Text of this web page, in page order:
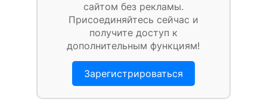
сайтом без рекламы.
Присоединяйтесь сейчас и
получите доступ к
дополнительным функциям!
Зарегистрироваться